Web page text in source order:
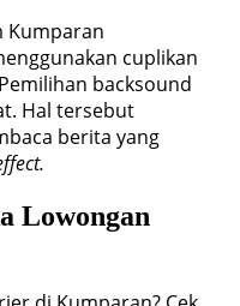
Kumparan
cuplikan
backsound
Hal tersebut
berita yang
Lowongan